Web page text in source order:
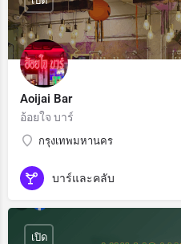
Aoijai Bar
อ้อยใจ บาร์
กรุงเทพมหานคร
บาร์และคลับ
เปิด